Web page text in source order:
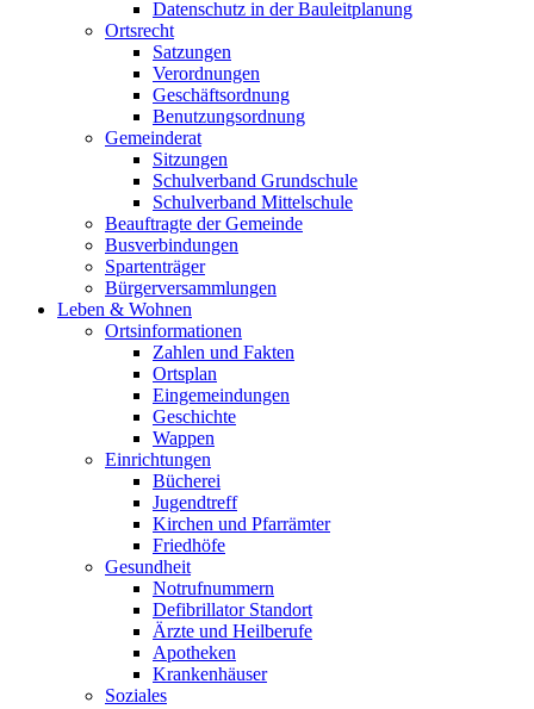
Datenschutz in der Bauleitplanung
Ortsrecht
Satzungen
Verordnungen
Geschäftsordnung
Benutzungsordnung
Gemeinderat
Sitzungen
Schulverband Grundschule
Schulverband Mittelschule
Beauftragte der Gemeinde
Busverbindungen
Spartenträger
Bürgerversammlungen
Leben & Wohnen
Ortsinformationen
Zahlen und Fakten
Ortsplan
Eingemeindungen
Geschichte
Wappen
Einrichtungen
Bücherei
Jugendtreff
Kirchen und Pfarrämter
Friedhöfe
Gesundheit
Notrufnummern
Defibrillator Standort
Ärzte und Heilberufe
Apotheken
Krankenhäuser
Soziales